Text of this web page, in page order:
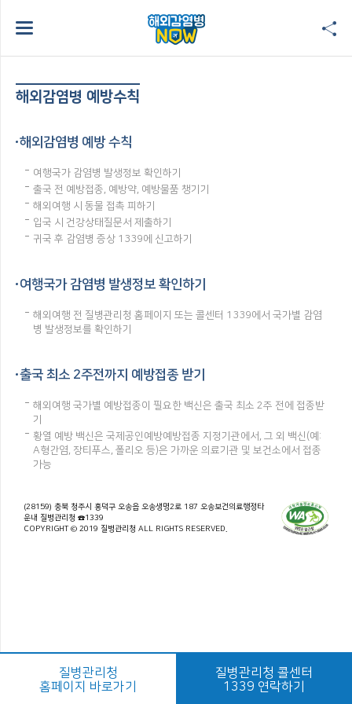
해외감염병 예방수칙
해외감염병 예방 수칙
여행국가 감염병 발생정보 확인하기
출국 전 예방접종, 예방약, 예방물품 챙기기
해외여행 시 동물 접촉 피하기
입국 시 건강상태질문서 제출하기
귀국 후 감염병 증상 1339에 신고하기
여행국가 감염병 발생정보 확인하기
해외여행 전 질병관리청 홈페이지 또는 콜센터 1339에서 국가별 감염
병 발생정보를 확인하기
출국 최소 2주전까지 예방접종 받기
해외여행 국가별 예방접종이 필요한 백신은 출국 최소 2주 전에 접종받
기
황열 예방 백신은 국제공인예방예방접종 지정기관에서, 그 외 백신(예:
A형간염, 장티푸스, 폴리오 등)은 가까운 의료기관 및 보건소에서 접종
가능
(28159) 충북 청주시 흥덕구 오송읍 오송생명2로 187 오송보건의료행정타
운내 질병관리청 ☎1339
COPYRIGHT © 2019 질병관리청 ALL RIGHTS RESERVED.
질병관리청
홈페이지 바로가기
질병관리청 콜센터
1339 연락하기